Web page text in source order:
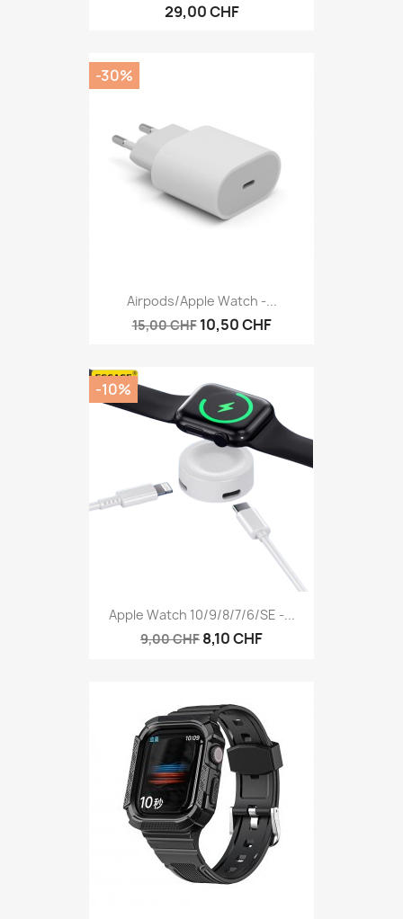
29,00 CHF
Airpods/Apple Watch -...
15,00 CHF 10,50 CHF
-30%
Apple Watch 10/9/8/7/6/SE -...
9,00 CHF 8,10 CHF
-10%